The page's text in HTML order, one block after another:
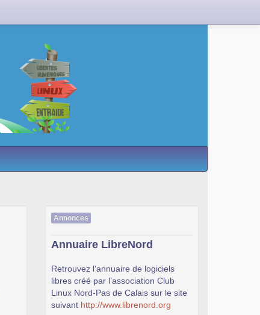
Annonces
Annuaire LibreNord
Retrouvez l’annuaire de logiciels
libres créé par l’association Club
Linux Nord-Pas de Calais sur le site
suivant http://www.librenord.org